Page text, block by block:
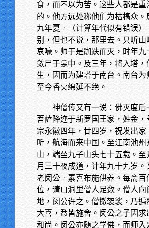
食，而不以为苦。这些人都是重
的。他方远处称他们为枯槁众。
九年夏，（计算年代似有错误）
别，但也不说，那里去。只听山
哀嚎。师于是跏趺而灭，时年九
敛尸于龛中。及三年，将入塔，
生，因而为建塔于南台。南台为
至今香火绵延不绝。
神僧传又有一说：佛灭度后
菩萨降迹于新罗国王家，姓金，
宗永徽四年，廿四岁，祝发出家
听，航海而来中国。至江南池州
山，端坐九子山头七十五载。至
月三十夜成道，计年九十九岁。
老闵公，素喜布施供养。每斋百
位，请山洞里僧人足数。僧人向
地，闵公许之。僧撤袈裟，乃遍
大喜，悉皆施舍。闵公之子因求
和尚。闵公亦随之学佛，而师入